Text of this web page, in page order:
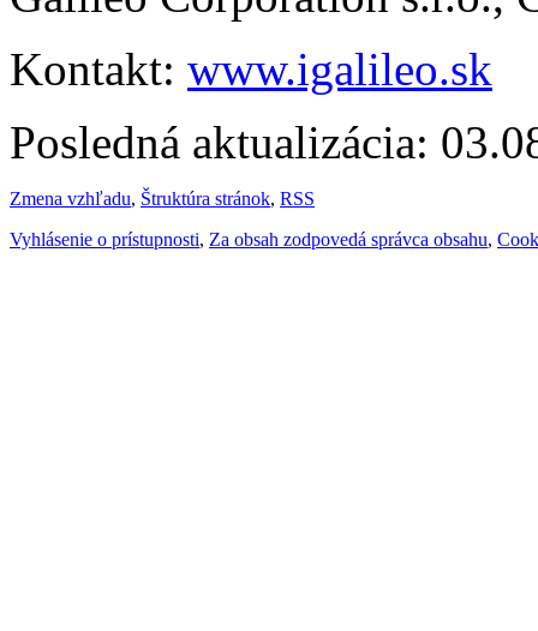
Kontakt: www.igalileo.sk
Posledná aktualizácia:
Zmena vzhľadu, Štruktúra stránok, RSS
Vyhlásenie o prístupnosti, Za obsah zodpovedá správca obsahu,